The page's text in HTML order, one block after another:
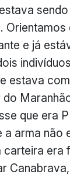
Orientamos
e já
estava
do
que era
a arma não
era